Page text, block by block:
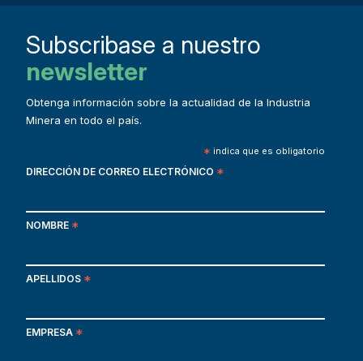
Subscribase a nuestro
newsletter
Obtenga información sobre la actualidad de la Industria
Minera en todo el país.
* indica que es obligatorio
DIRECCIÓN DE CORREO ELECTRÓNICO *
NOMBRE *
APELLIDOS *
EMPRESA *